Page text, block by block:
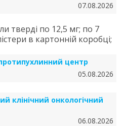
07.08.2026
тверді по 12,5 мг; по 7
в картонній коробці;
центр
05.08.2026
клінічний онкологічний
06.08.2026